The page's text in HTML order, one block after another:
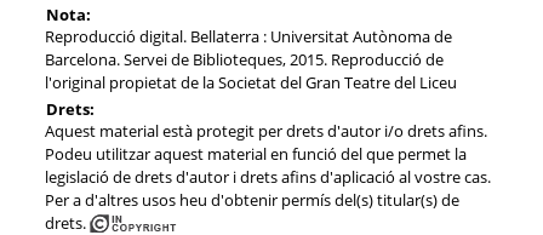
Nota:
Reproducció digital. Bellaterra : Universitat Autònoma de
Barcelona. Servei de Biblioteques, 2015. Reproducció de
l'original propietat de la Societat del Gran Teatre del Liceu
Drets:
Aquest material està protegit per drets d'autor i/o drets afins.
Podeu utilitzar aquest material en funció del que permet la
legislació de drets d'autor i drets afins d'aplicació al vostre cas.
Per a d'altres usos heu d'obtenir permís del(s) titular(s) de
drets.